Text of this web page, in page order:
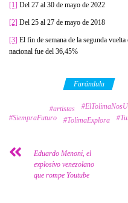
[1] Del 27 al 30 de mayo de 2022
[2] Del 25 al 27 de mayo de 2018
[3] El fin de semana de la segunda
nacional fue del 36,45%
Farándula
#artistas
#SiempraFuturo
#TolimaExplora
Eduardo Menoni, el
explosivo venezolano
que rompe Youtube